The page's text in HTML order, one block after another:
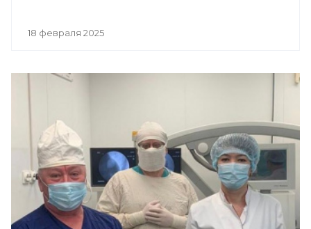
18 февраля 2025